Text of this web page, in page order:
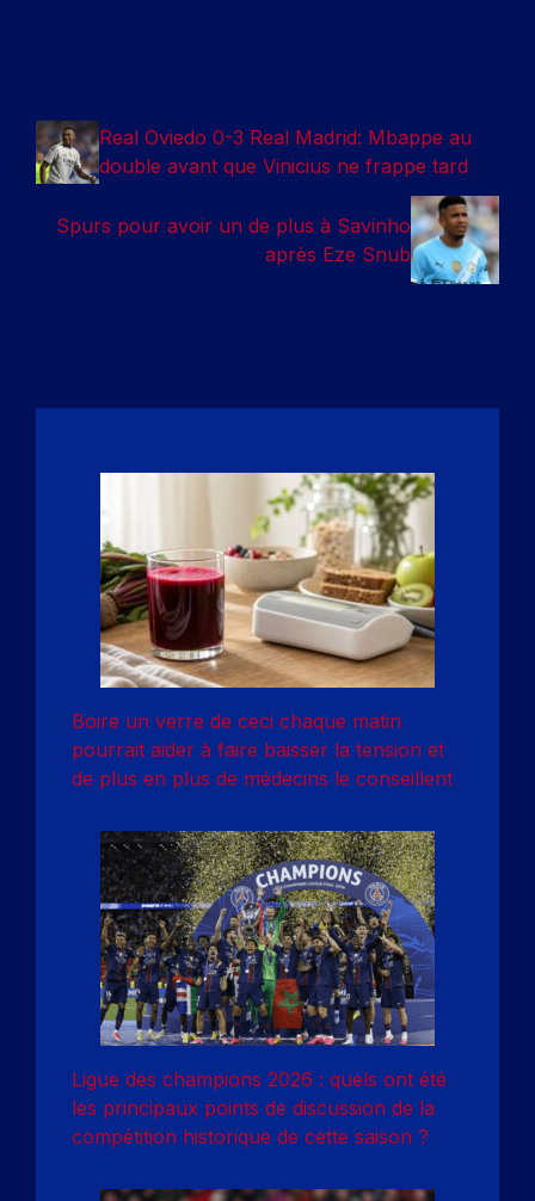
Real Oviedo 0-3 Real Madrid: Mbappe au
double avant que Vinicius ne frappe tard
Spurs pour avoir un de plus à Savinho
après Eze Snub
Boire un verre de ceci chaque matin
pourrait aider à faire baisser la tension et
de plus en plus de médecins le conseillent
Ligue des champions 2026 : quels ont été
les principaux points de discussion de la
compétition historique de cette saison ?